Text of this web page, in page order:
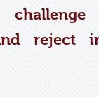
reject